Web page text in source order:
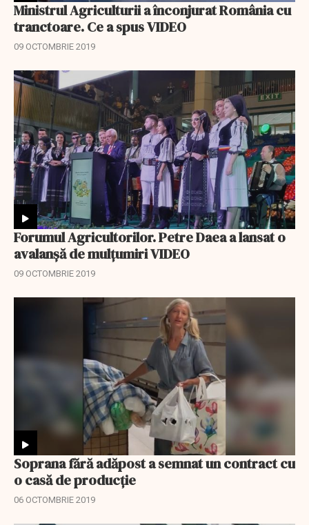
Ministrul Agriculturii a înconjurat România cu
tranctoare. Ce a spus VIDEO
09 OCTOMBRIE 2019
Forumul Agricultorilor. Petre Daea a lansat o
avalanșă de mulțumiri VIDEO
09 OCTOMBRIE 2019
Soprana fără adăpost a semnat un contract cu
o casă de producție
06 OCTOMBRIE 2019